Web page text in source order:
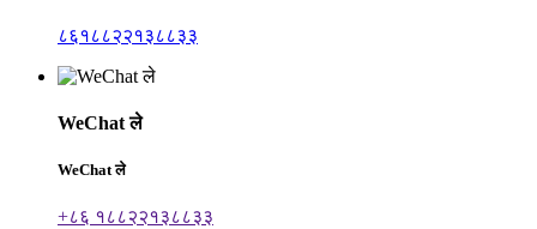
८६१८८२२१३८८३३
WeChat ले
WeChat ले
+८६ १८८२२१३८८३३